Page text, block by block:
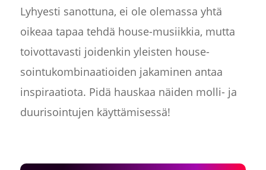
Lyhyesti sanottuna, ei ole olemassa yhtä
oikeaa tapaa tehdä house-musiikkia, mutta
toivottavasti joidenkin yleisten house-
sointukombinaatioiden jakaminen antaa
inspiraatiota. Pidä hauskaa näiden molli- ja
duurisointujen käyttämisessä!